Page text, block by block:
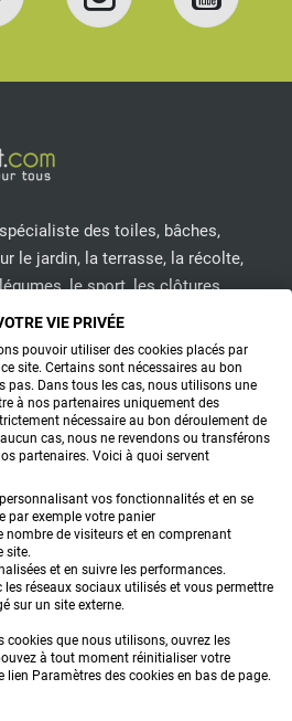
des toiles, bâches,
le jardin, la terrasse, la récolte,
le sport, les clôtures...
NOUS
VIE PRIVÉE
pouvoir utiliser des cookies placés par
site. Certains sont nécessaires au bon
pas. Dans tous les cas, nous utilisons une
à nos partenaires uniquement des
nécessaire au bon déroulement de
cas, nous ne revendons ou transférons
partenaires. Voici à quoi servent
vos fonctionnalités et en se
par exemple votre panier
nombre de visiteurs et en comprenant
site.
et en suivre les performances.
réseaux sociaux utilisés et vous permettre
sur un site externe.
que nous utilisons, ouvrez les
à tout moment réinitialiser votre
Paramètres des cookies en bas de page.